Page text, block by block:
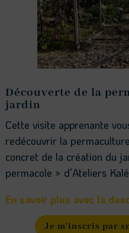
Découverte de la
jardin
Cette visite apprenante
redécouvrir la
concret de la création du
permacole » d’Ateliers
En savoir plus avec la
Je m'inscris par